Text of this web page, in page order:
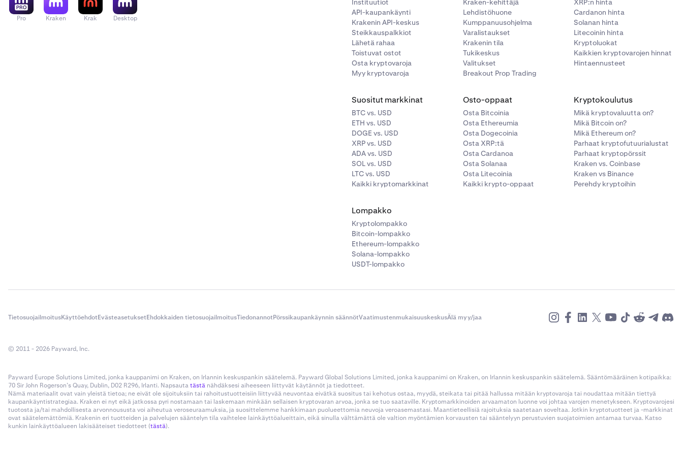
Pro Kraken Krak Desktop
Instituutiot
API-kaupankäynti
Krakenin API-keskus
Steikkauspalkkiot
Lähetä rahaa
Toistuvat ostot
Osta kryptovaroja
Myy kryptovaroja
Kraken-kehittäjä
Lehdistöhuone
Kumppanuusohjelma
Varalistaukset
Krakenin tila
Tukikeskus
Valitukset
Breakout Prop Trading
XRP:n hinta
Cardanon hinta
Solanan hinta
Litecoinin hinta
Kryptoluokat
Kaikkien kryptovarojen hinnat
Hintaennusteet
Suositut markkinat
BTC vs. USD
ETH vs. USD
DOGE vs. USD
XRP vs. USD
ADA vs. USD
SOL vs. USD
LTC vs. USD
Kaikki kryptomarkkinat
Osto-oppaat
Osta Bitcoinia
Osta Ethereumia
Osta Dogecoinia
Osta XRP:tä
Osta Cardanoa
Osta Solanaa
Osta Litecoinia
Kaikki krypto-oppaat
Kryptokoulutus
Mikä kryptovaluutta on?
Mikä Bitcoin on?
Mikä Ethereum on?
Parhaat kryptofutuurialustat
Parhaat kryptopörssit
Kraken vs. Coinbase
Kraken vs Binance
Perehdy kryptoihin
Lompakko
Kryptolompakko
Bitcoin-lompakko
Ethereum-lompakko
Solana-lompakko
USDT-lompakko
TietosuojailmoitusKäyttöehdotEvästeasetuksetEhdokkaiden tietosuojailmoitusTiedonannotPörssikaupankäynnin säännötVaatimustenmukaisuuskeskusÄlä myy/jaa
© 2011 - 2026 Payward, Inc.
Payward Europe Solutions Limited, jonka kauppanimi on Kraken, on Irlannin keskuspankin säätelemä. Payward Global Solutions Limited, jonka kauppanimi on Kraken, on Irlannin keskuspankin säätelemä. Sääntömääräinen kotipaikka:
70 Sir John Rogerson’s Quay, Dublin, D02 R296, Irlanti. Napsautatästä nähdäksesi aiheeseen liittyvät käytännöt ja tiedotteet.
Nämä materiaalit ovat vain yleistä tietoa; ne eivät ole sijoituksiin tai rahoitustuotteisiin liittyvää neuvontaa eivätkä suositus tai kehotus ostaa, myydä, steikata tai pitää hallussa mitään kryptovaroja tai noudattaa mitään tiettyä
kaupankäyntistrategiaa. Kraken ei nyt eikä jatkossa pyri nostamaan tai laskemaan minkään sellaisen kryptovaran arvoa, jonka se tuo saataville. Kryptomarkkinoiden arvaamaton luonne voi johtaa varojen menetykseen. Kryptovarojesi
tuotosta ja/tai mahdollisesta arvonnoususta voi aiheutua veroseuraamuksia, ja suosittelemme hankkimaan puolueettomia neuvoja veroasemastasi. Maantieteellisiä rajoituksia saatetaan soveltaa. Jotkin kryptotuotteet ja -markkinat
ovat säätelemättömiä. Krakenin eri tuotteiden ja palvelujen sääntelyn tila vaihtelee lainkäyttöalueittain, eikä sinulla välttämättä ole valtion myöntämien korvausten tai sääntelyyn perustuvien suojatoimien antamaa turvaa. Katso
kunkin lainkäyttöalueen lakisääteiset tiedotteet (tästä).